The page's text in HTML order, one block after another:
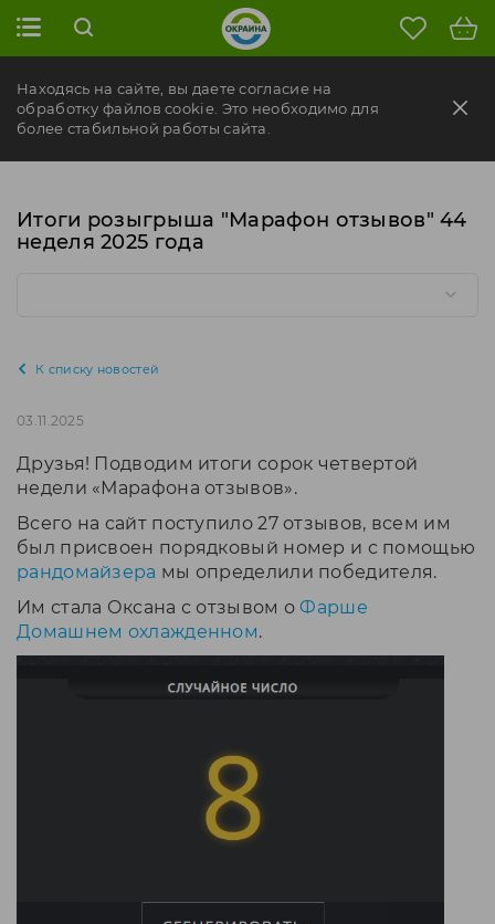
Находясь на сайте, вы даете согласие на
обработку файлов cookie. Это необходимо для
более стабильной работы сайта.
Итоги розыгрыша "Марафон отзывов" 44
неделя 2025 года
К списку новостей
03.11.2025
Друзья! Подводим итоги сорок четвертой
недели «Марафона отзывов».
Всего на сайт поступило 27 отзывов, всем им
был присвоен порядковый номер и с помощью
рандомайзера мы определили победителя.
Им стала Оксана с отзывом оФарше
Домашнем охлажденном.